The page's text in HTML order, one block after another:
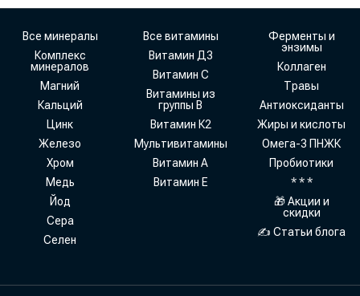
Все минералы
Комплекс
минералов
Магний
Кальций
Цинк
Железо
Хром
Медь
Йод
Сера
Селен
Все витамины
Витамин Д3
Витамин С
Витамины из
группы В
Витамин К2
Мультивитамины
Витамин А
Витамин Е
Ферменты и
энзимы
Коллаген
Травы
Антиоксиданты
Жиры и кислоты
Омега-3 ПНЖК
Пробиотики
* * *
🎁 Акции и
скидки
✍ Статьи блога